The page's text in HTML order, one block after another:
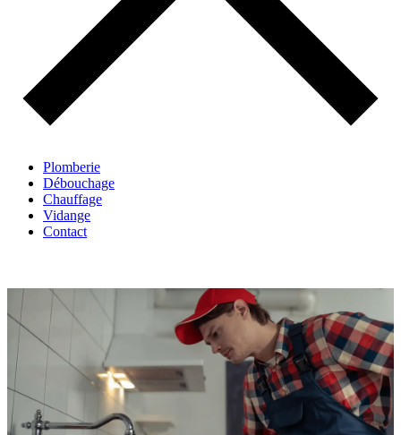
Plomberie
Débouchage
Chauffage
Vidange
Contact